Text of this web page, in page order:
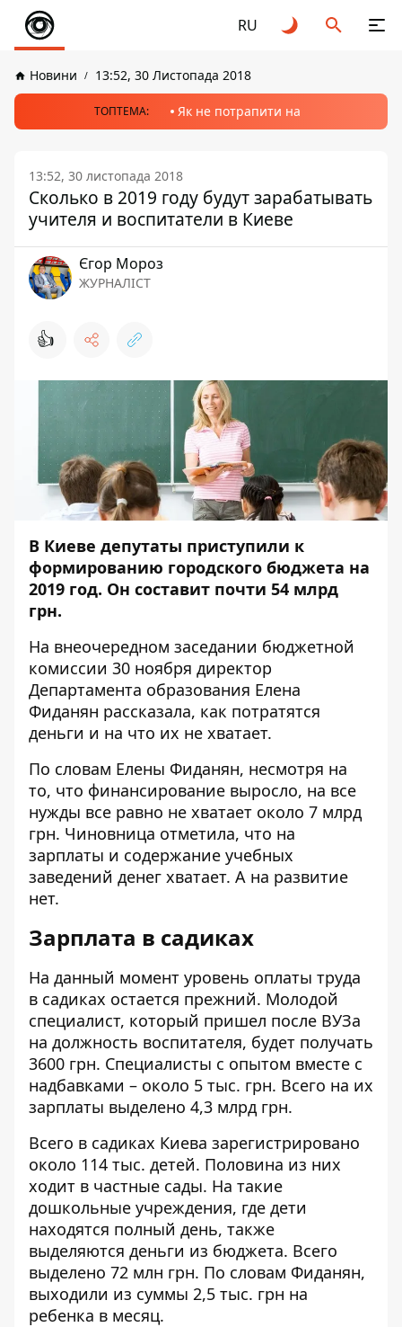
RU
Новини 13:52, 30 Листопада 2018
ТОПТЕМА: Як не потрапити на
13:52, 30 листопада 2018
Сколько в 2019 году будут зарабатывать
учителя и воспитатели в Киеве
Єгор Мороз
ЖУРНАЛІСТ
👍
В Киеве депутаты приступили к
формированию городского бюджета на
2019 год. Он составит почти 54 млрд
грн.
На внеочередном заседании бюджетной
комиссии 30 ноября директор
Департамента образования Елена
Фиданян рассказала, как потратятся
деньги и на что их не хватает.
По словам Елены Фиданян, несмотря на
то, что финансирование выросло, на все
нужды все равно не хватает около 7 млрд
грн. Чиновница отметила, что на
зарплаты и содержание учебных
заведений денег хватает. А на развитие
нет.
Зарплата в садиках
На данный момент уровень оплаты труда
в садиках остается прежний. Молодой
специалист, который пришел после ВУЗа
на должность воспитателя, будет получать
3600 грн. Специалисты с опытом вместе с
надбавками – около 5 тыс. грн. Всего на их
зарплаты выделено 4,3 млрд грн.
Всего в садиках Киева зарегистрировано
около 114 тыс. детей. Половина из них
ходит в частные сады. На такие
дошкольные учреждения, где дети
находятся полный день, также
выделяются деньги из бюджета. Всего
выделено 72 млн грн. По словам Фиданян,
выходили из суммы 2,5 тыс. грн на
ребенка в месяц.